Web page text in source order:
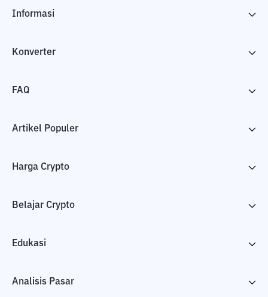
Informasi
Konverter
FAQ
Artikel Populer
Harga Crypto
Belajar Crypto
Edukasi
Analisis Pasar